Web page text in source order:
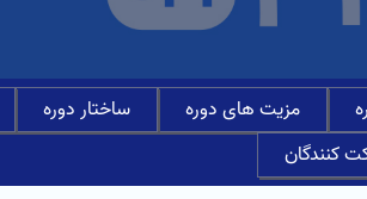
مزیت های دوره ساختار دوره
کنندگان